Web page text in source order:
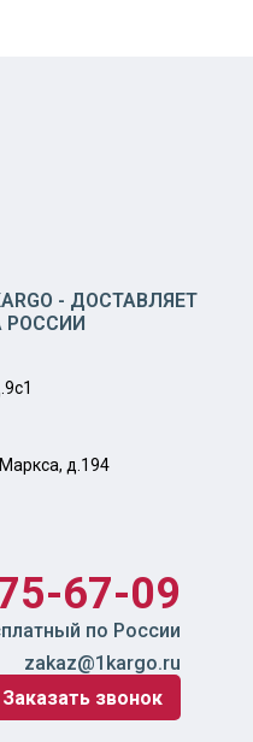
- ДОСТАВЛЯЕТ
РОССИИ
д.194
67-09
по России
zakaz@1kargo.ru
Заказать звонок